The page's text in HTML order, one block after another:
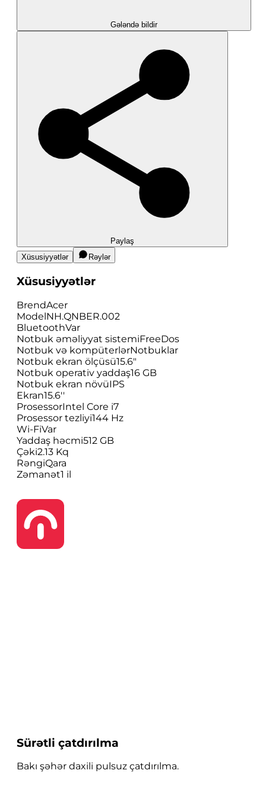
Gələndə bildir
Paylaş
Xüsusiyyətlər
Rəylər
Xüsusiyyətlər
BrendAcer
ModelNH.QNBER.002
BluetoothVar
Notbuk əməliyyat sistemiFreeDos
Notbuk və kompüterlərNotbuklar
Notbuk ekran ölçüsü15.6"
Notbuk operativ yaddaş16 GB
Notbuk ekran növüIPS
Ekran15.6''
ProsessorIntel Core i7
Prosessor tezliyi144 Hz
Wi-FiVar
Yaddaş həcmi512 GB
Çəki2.13 Kq
RəngiQara
Zəmanət1 il
Sürətli çatdırılma
Bakı şəhər daxili pulsuz çatdırılma.